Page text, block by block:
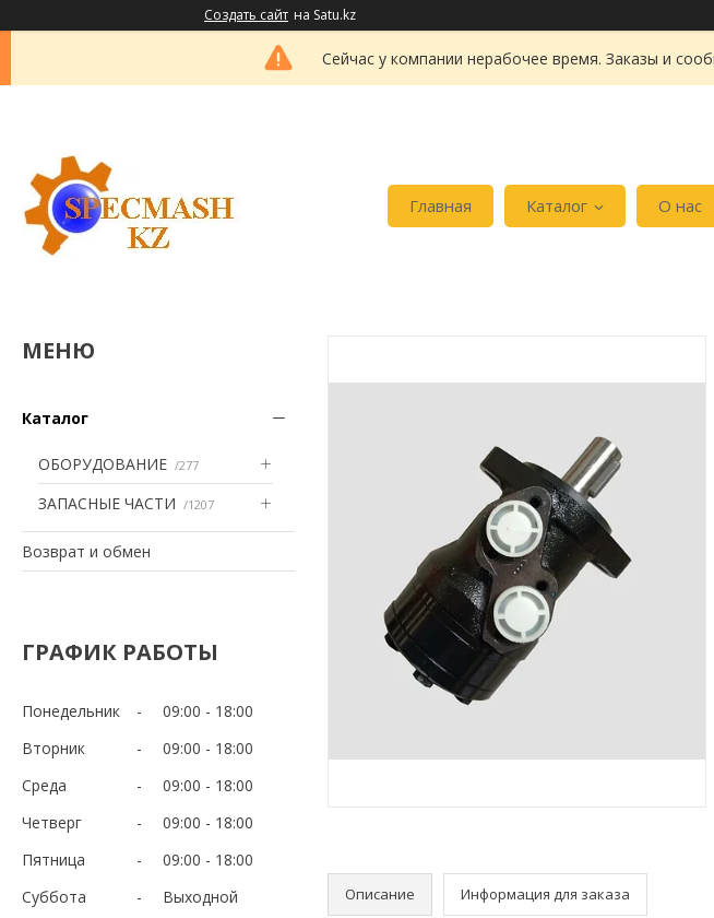
Создать сайт на Satu.kz
Сейчас у компании нерабочее время. Заказы и
Главная Каталог О нас
Каталог
ОБОРУДОВАНИЕ 277
ЗАПАСНЫЕ ЧАСТИ 1207
Возврат и обмен
ГРАФИК РАБОТЫ
Понедельник 09:00
18:00
Вторник
09:00
18:00
Среда
09:00
18:00
Четверг
09:00
18:00
Пятница
09:00
18:00
Суббота
Выходной
Описание Информация для заказа